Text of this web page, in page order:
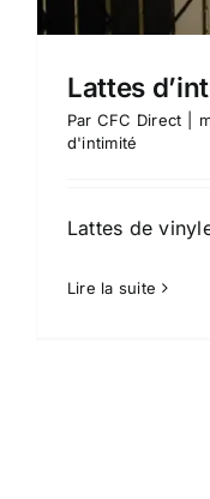
Lattes
Par CFC Direct
d'intimité
Lattes de
Lire la suite